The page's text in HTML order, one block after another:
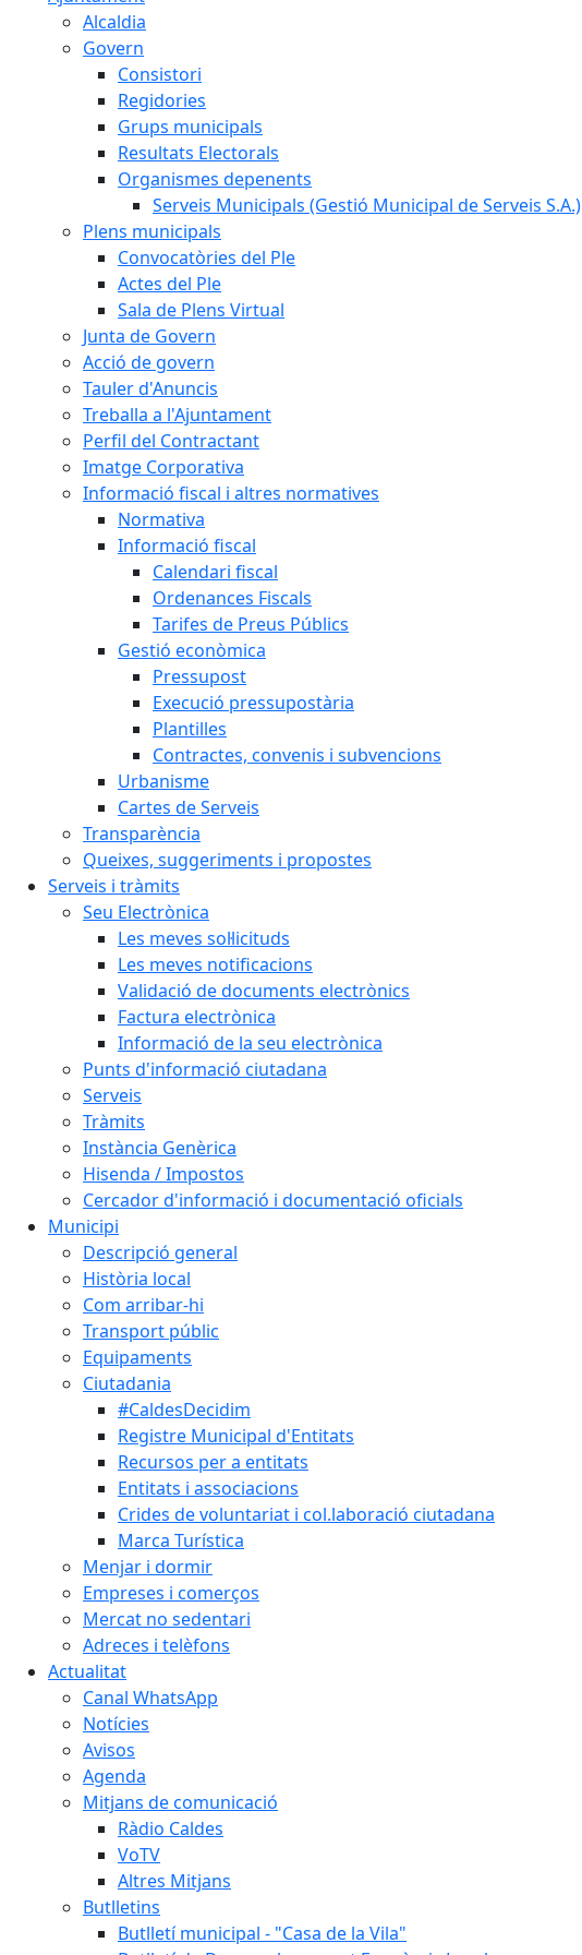
Alcaldia
Govern
Consistori
Regidories
Grups municipals
Resultats Electorals
Organismes depenents
Serveis Municipals (Gestió Municipal de Serveis S.A.)
Plens municipals
Convocatòries del Ple
Actes del Ple
Sala de Plens Virtual
Junta de Govern
Acció de govern
Tauler d'Anuncis
Treballa a l'Ajuntament
Perfil del Contractant
Imatge Corporativa
Informació fiscal i altres normatives
Normativa
Informació fiscal
Calendari fiscal
Ordenances Fiscals
Tarifes de Preus Públics
Gestió econòmica
Pressupost
Execució pressupostària
Plantilles
Contractes, convenis i subvencions
Urbanisme
Cartes de Serveis
Transparència
Queixes, suggeriments i propostes
Serveis i tràmits
Seu Electrònica
Les meves sol·licituds
Les meves notificacions
Validació de documents electrònics
Factura electrònica
Informació de la seu electrònica
Punts d'informació ciutadana
Serveis
Tràmits
Instància Genèrica
Hisenda / Impostos
Cercador d'informació i documentació oficials
Municipi
Descripció general
Història local
Com arribar-hi
Transport públic
Equipaments
Ciutadania
#CaldesDecidim
Registre Municipal d'Entitats
Recursos per a entitats
Entitats i associacions
Crides de voluntariat i col.laboració ciutadana
Marca Turística
Menjar i dormir
Empreses i comerços
Mercat no sedentari
Adreces i telèfons
Actualitat
Canal WhatsApp
Notícies
Avisos
Agenda
Mitjans de comunicació
Ràdio Caldes
VoTV
Altres Mitjans
Butlletins
Butlletí municipal - "Casa de la Vila"